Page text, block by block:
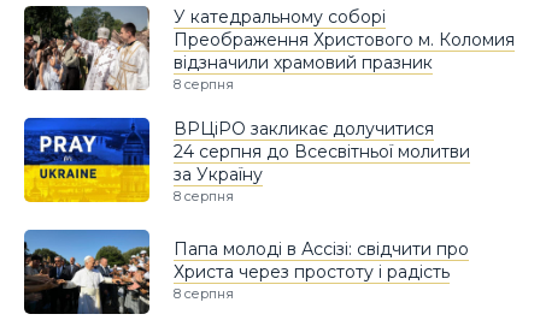
У катедральному соборі
Преображення Христового м. Коломия
відзначили храмовий празник
8 серпня
ВРЦіРО закликає долучитися
24 серпня до Всесвітньої молитви
за Україну
8 серпня
Папа молоді в Ассізі: свідчити про
Христа через простоту і радість
8 серпня